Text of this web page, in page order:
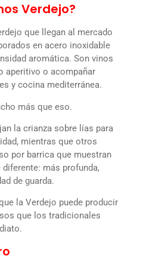
Verdejo?
que llegan al mercado
en acero inoxidable
aromática. Son vinos
aperitivo o acompañar
y cocina mediterránea.
más que eso.
la crianza sobre lías para
mientras que otros
por barrica que muestran
más profunda,
de guarda.
la Verdejo puede producir
que los tradicionales